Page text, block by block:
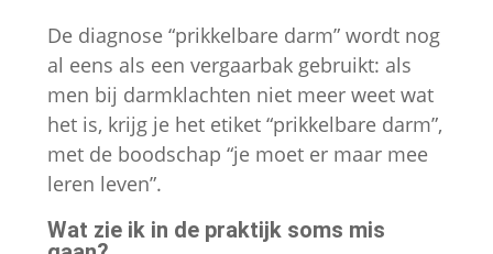
De diagnose “prikkelbare darm” wordt nog
al eens als een vergaarbak gebruikt: als
men bij darmklachten niet meer weet wat
het is, krijg je het etiket “prikkelbare darm”,
met de boodschap “je moet er maar mee
leren leven”.
Wat zie ik in de praktijk soms mis